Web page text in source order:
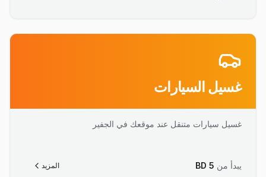
غسيل السيارات
غسيل سيارات متنقل عند موقعك في الجفير
يبدأ من BD 5 المزيد